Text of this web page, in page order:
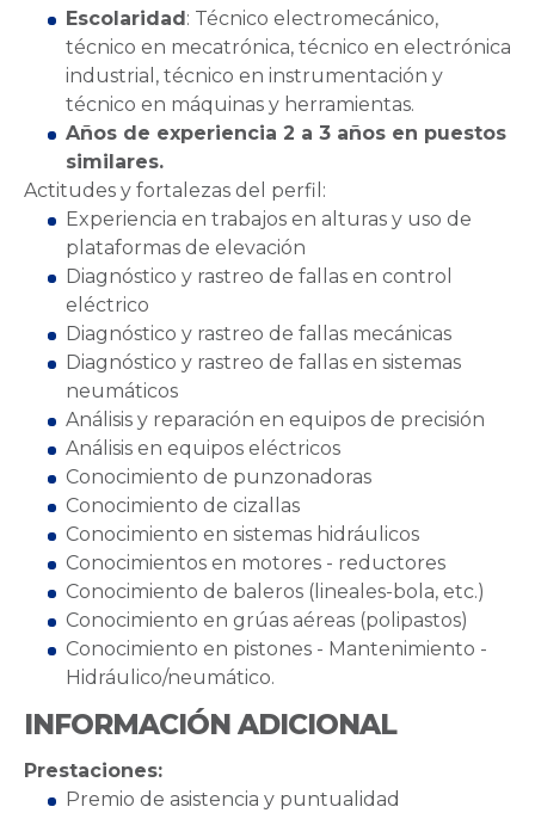
Escolaridad: Técnico electromecánico,
técnico en mecatrónica, técnico en electrónica
industrial, técnico en instrumentación y
técnico en máquinas y herramientas.
Años de experiencia 2 a 3 años en puestos
similares.
Actitudes y fortalezas del perfil:
Experiencia en trabajos en alturas y uso de
plataformas de elevación
Diagnóstico y rastreo de fallas en control
eléctrico
Diagnóstico y rastreo de fallas mecánicas
Diagnóstico y rastreo de fallas en sistemas
neumáticos
Análisis y reparación en equipos de precisión
Análisis en equipos eléctricos
Conocimiento de punzonadoras
Conocimiento de cizallas
Conocimiento en sistemas hidráulicos
Conocimientos en motores - reductores
Conocimiento de baleros (lineales-bola, etc.)
Conocimiento en grúas aéreas (polipastos)
Conocimiento en pistones - Mantenimiento -
Hidráulico/neumático.
INFORMACIÓN ADICIONAL
Prestaciones:
Premio de asistencia y puntualidad